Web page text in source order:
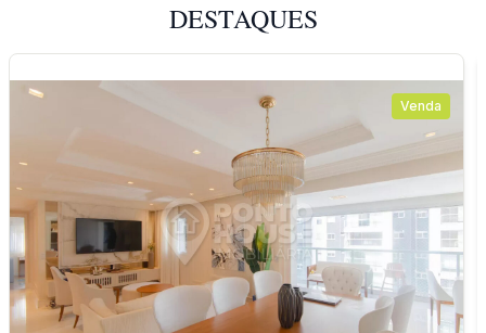
DESTAQUES
Venda